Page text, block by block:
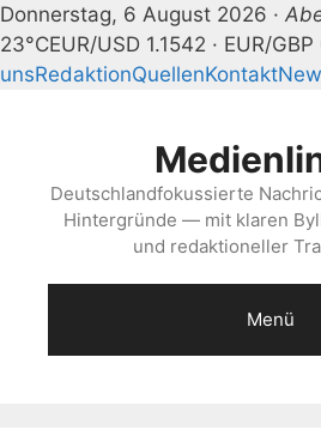
Donnerstag, 6 August 2026 ·
23°CEUR/USD 1.1542 · EUR/
unsRedaktionQuellenKontakt
Deutschlandfokussierte
Hintergründe — mit klaren
und redaktioneller
Menü